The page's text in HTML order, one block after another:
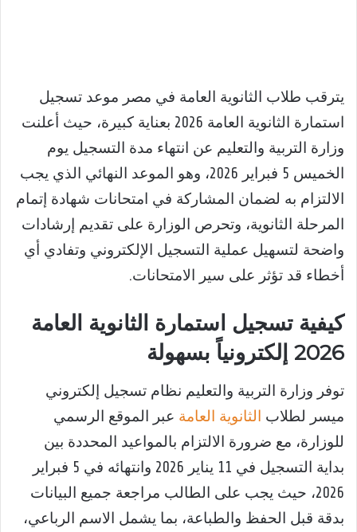
يترقب طلاب الثانوية العامة في مصر موعد تسجيل
استمارة الثانوية العامة 2026 بعناية كبيرة، حيث أعلنت
وزارة التربية والتعليم عن انتهاء مدة التسجيل يوم
الخميس 5 فبراير 2026، وهو الموعد النهائي الذي يجب
الالتزام به لضمان المشاركة في امتحانات شهادة إتمام
المرحلة الثانوية، وتحرص الوزارة على تقديم إرشادات
واضحة لتسهيل عملية التسجيل الإلكتروني وتفادي أي
أخطاء قد تؤثر على سير الامتحانات.
كيفية تسجيل استمارة الثانوية العامة
2026 إلكترونياً بسهولة
توفر وزارة التربية والتعليم نظام تسجيل إلكتروني
ميسر لطلاب الثانوية العامة عبر الموقع الرسمي
للوزارة، مع ضرورة الالتزام بالمواعيد المحددة بين
بداية التسجيل في 11 يناير 2026 وانتهائه في 5 فبراير
2026، حيث يجب على الطالب مراجعة جميع البيانات
بدقة قبل الحفظ والطباعة، بما يشمل الاسم الرباعي،